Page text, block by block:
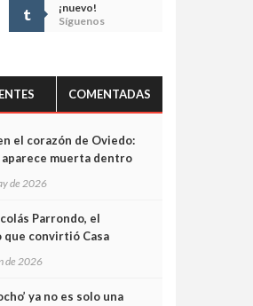
¡nuevo!
Síguenos
COMENTADAS
el corazón de Oviedo:
aparece muerta dentro
sus últimos
de 2026
Parrondo, el
que convirtió Casa
de 2026
ya no es solo una